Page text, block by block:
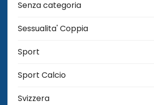
Senza categoria
Sessualita' Coppia
Sport
Sport Calcio
Svizzera